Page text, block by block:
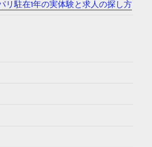
リ駐在1年の実体験と求人の探し方